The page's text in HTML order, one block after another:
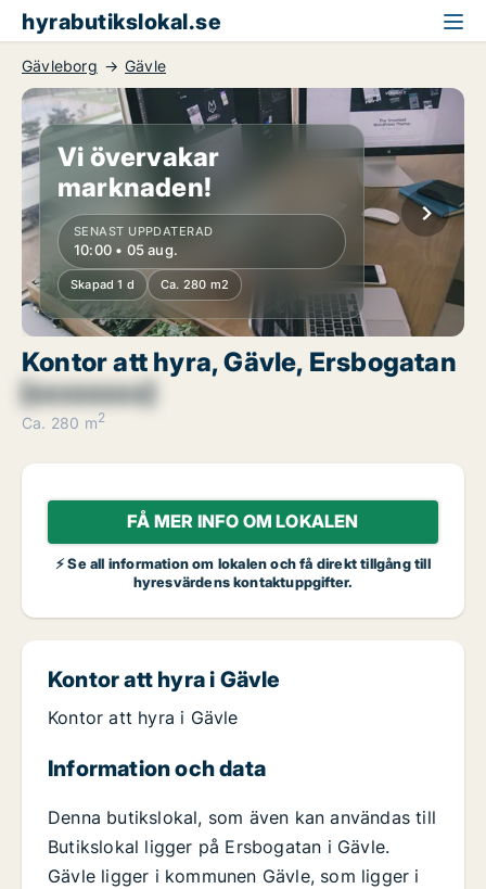
hyrabutikslokal.se
Gävleborg Gävle
Vi övervakar
marknaden!
SENAST UPPDATERAD
10:00 • 05 aug.
Skapad 1 d Ca. 280 m2
Kontor att hyra, Gävle, Ersbogatan
[xxxxxxxx]
Ca. 280 m2
FÅ MER INFO OM LOKALEN
⚡ Se all information om lokalen och få direkt tillgång till
hyresvärdens kontaktuppgifter.
Kontor att hyra i Gävle
Kontor att hyra i Gävle
Information och data
Denna butikslokal, som även kan användas till
Butikslokal ligger på Ersbogatan i Gävle.
Gävle ligger i kommunen Gävle, som ligger i